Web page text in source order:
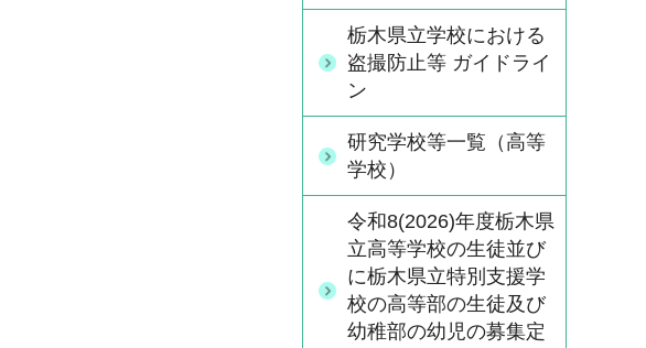
栃木県立学校における
盗撮防止等 ガイドライ
ン
研究学校等一覧（高等
学校）
令和8(2026)年度栃木県
立高等学校の生徒並び
に栃木県立特別支援学
校の高等部の生徒及び
幼稚部の幼児の募集定